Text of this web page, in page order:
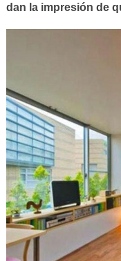
dan la impresión de